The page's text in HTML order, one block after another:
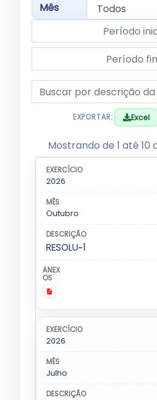
Mês
Descrição da publicação
EXPORTAR: Excel
Tabela de publicações
Mostrando de 1 até 10
Lista de publicações da
EXERCÍCIO
2026
Outubro
RESOLU~1
2026
Julho